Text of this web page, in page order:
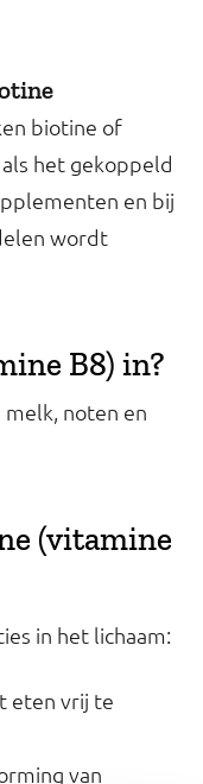
biotine of
het gekoppeld
en bij
wordt
B8) in?
noten en
(vitamine
in het lichaam:
eten vrij te
van